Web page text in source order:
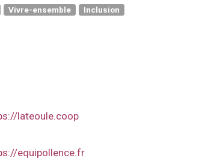
Vivre-ensemble Inclusion
lateoule.coop
equipollence.fr